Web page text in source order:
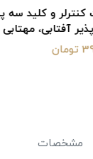
پل بی‌سیم ریسه
و نچرال
مشخصات